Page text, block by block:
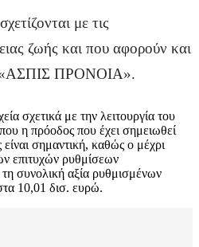
με τις
ζωής και που αφορούν και
«ΑΣΠΙΣ ΠΡΟΝΟΙΑ».
σχετικά με την λειτουργία του
η πρόοδος που έχει σημειωθεί
είναι σημαντική, καθώς ο μέχρι
επιτυχών ρυθμίσεων
συνολική αξία ρυθμισμένων
10,01 δισ. ευρώ.